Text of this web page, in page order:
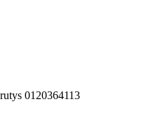
0120364113